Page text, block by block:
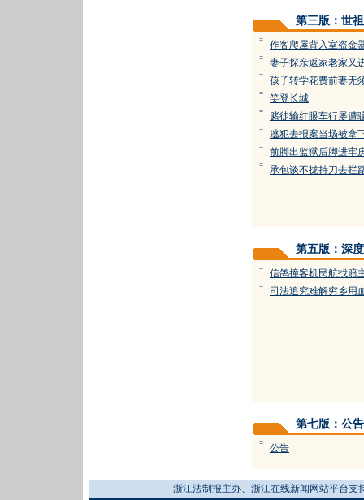
第三版：世祖
= 作客爬屋背入室盗金
= 妻子探亲返家老家又
= 孩子转学花费前妻无
= 笑登长城
= 赌徒输红眼车行屡遭
= 逃犯去报案当场被拿
= 前脚出监狱后脚进牢
= 承包谈不拢持刀去拦
第五版：深度
= 信鸽撞客机民航找赔
= 司法追究难解穷乡用
第七版：公告
= 公告
浙江法制报主办、浙江在线新闻网站平台